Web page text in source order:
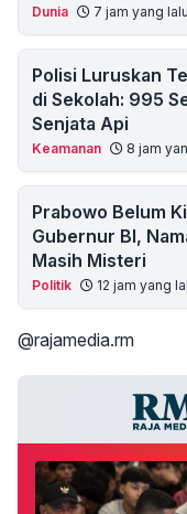
Dunia 7 jam yang lalu
Polisi Luruskan
di Sekolah: 995
Senjata Api
Keamanan 8 jam
Prabowo Belum
Gubernur BI,
Masih Misteri
Politik 12 jam yang
@rajamedia.rm